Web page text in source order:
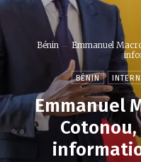
Bénin
Emmanuel
BÉNIN
Emmanuel